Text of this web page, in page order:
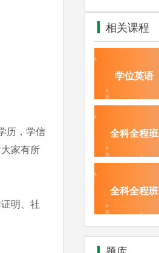
历，学信
家有所
明、社
相关课程
学位英语
全科全程班
全科全程班